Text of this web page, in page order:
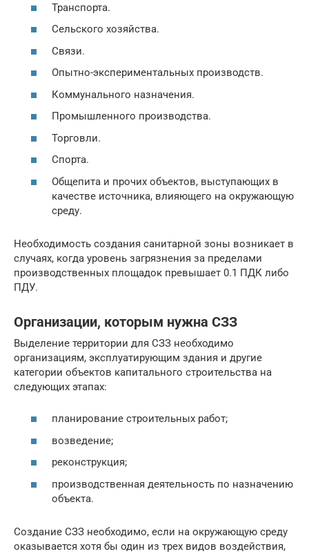
Транспорта.
Сельского хозяйства.
Связи.
Опытно-экспериментальных производств.
Коммунального назначения.
Промышленного производства.
Торговли.
Спорта.
Общепита и прочих объектов, выступающих в
качестве источника, влияющего на окружающую
среду.
Необходимость создания санитарной зоны возникает в
случаях, когда уровень загрязнения за пределами
производственных площадок превышает 0.1 ПДК либо
ПДУ.
Организации, которым нужна СЗЗ
Выделение территории для СЗЗ необходимо
организациям, эксплуатирующим здания и другие
категории объектов капитального строительства на
следующих этапах:
планирование строительных работ;
возведение;
реконструкция;
производственная деятельность по назначению
объекта.
Создание СЗЗ необходимо, если на окружающую среду
оказывается хотя бы один из трех видов воздействия,